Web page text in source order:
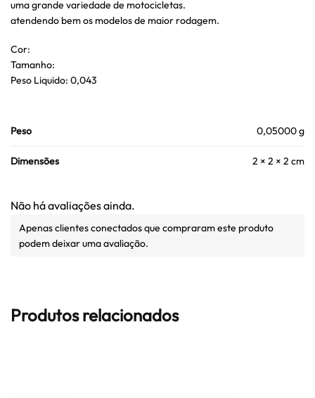
uma grande variedade de motocicletas.
atendendo bem os modelos de maior rodagem.
Cor:
Tamanho:
Peso Liquido: 0,043
Peso 0,05000 g
Dimensões 2 × 2 × 2 cm
Não há avaliações ainda.
Apenas clientes conectados que compraram este produto
podem deixar uma avaliação.
Produtos relacionados